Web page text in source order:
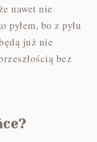
nawet nie
bo z pyłu
już nie
bez